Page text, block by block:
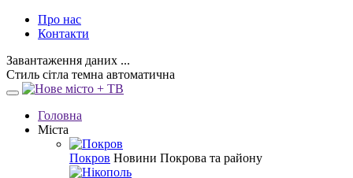
Про нас
Контакти
Завантаження даних ...
Стиль сітла темна автоматична
Головна
Міста
Покров Новини Покрова та району